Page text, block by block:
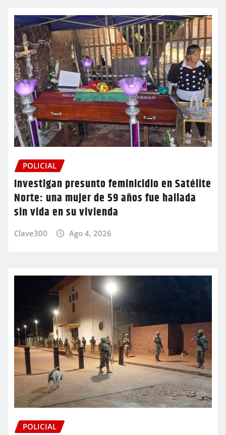
POLICIAL
Investigan presunto feminicidio en Satélite
Norte: una mujer de 59 años fue hallada
sin vida en su vivienda
Clave300 Ago 4, 2026
POLICIAL